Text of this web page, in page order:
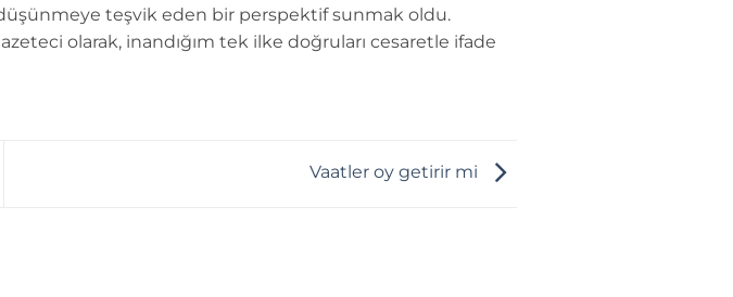
teşvik eden bir perspektif sunmak oldu.
olarak, inandığım tek ilke doğruları cesaretle ifade
Vaatler oy getirir mi